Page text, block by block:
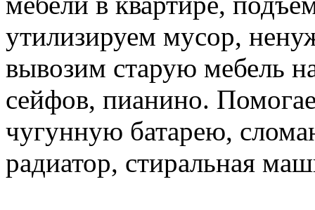
утилизируем мусор,
вывозим старую мебель
сейфов, пианино.
чугунную батарею,
радиатор, стиральная